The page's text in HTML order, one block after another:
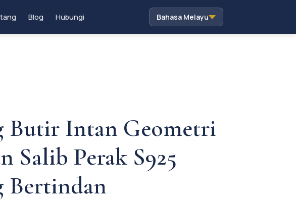
Blog Hubungi Bahasa Melayu
Butir Intan Geometri
Salib Perak S925
Bertindan